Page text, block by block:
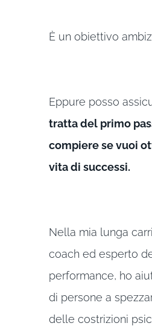
È un obiettivo
Eppure posso
tratta del primo
compiere se vuoi
vita di successi.
Nella mia lunga
coach ed esperto
performance, ho
di persone a
delle costrizioni